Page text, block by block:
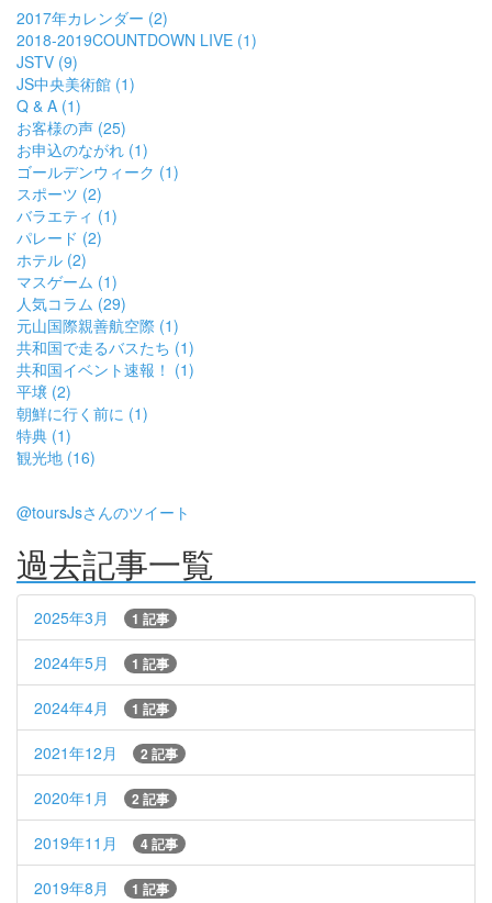
2017年カレンダー (2)
2018-2019COUNTDOWN LIVE (1)
JSTV (9)
JS中央美術館 (1)
Q & A (1)
お客様の声 (25)
お申込のながれ (1)
ゴールデンウィーク (1)
スポーツ (2)
バラエティ (1)
パレード (2)
ホテル (2)
マスゲーム (1)
人気コラム (29)
元山国際親善航空際 (1)
共和国で走るバスたち (1)
共和国イベント速報！ (1)
平壌 (2)
朝鮮に行く前に (1)
特典 (1)
観光地 (16)
@toursJsさんのツイート
過去記事一覧
2025年3月 1 記事
2024年5月 1 記事
2024年4月 1 記事
2021年12月 2 記事
2020年1月 2 記事
2019年11月 4 記事
2019年8月 1 記事